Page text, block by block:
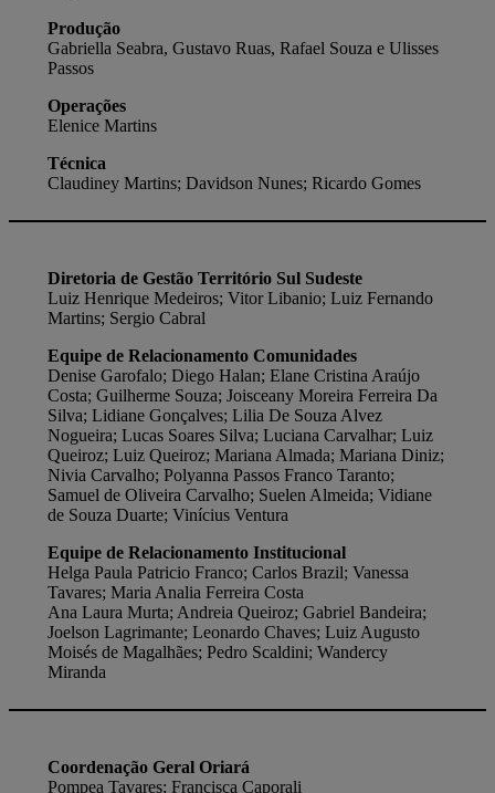
Produção
Gabriella Seabra, Gustavo Ruas, Rafael Souza e Ulisses
Passos
Operações
Elenice Martins
Técnica
Claudiney Martins; Davidson Nunes; Ricardo Gomes
Diretoria de Gestão Território Sul Sudeste
Luiz Henrique Medeiros; Vitor Libanio; Luiz Fernando
Martins; Sergio Cabral
Equipe de Relacionamento Comunidades
Denise Garofalo; Diego Halan; Elane Cristina Araújo
Costa; Guilherme Souza; Joisceany Moreira Ferreira Da
Silva; Lidiane Gonçalves; Lilia De Souza Alvez
Nogueira; Lucas Soares Silva; Luciana Carvalhar; Luiz
Queiroz; Luiz Queiroz; Mariana Almada; Mariana Diniz;
Nivia Carvalho; Polyanna Passos Franco Taranto;
Samuel de Oliveira Carvalho; Suelen Almeida; Vidiane
de Souza Duarte; Vinícius Ventura
Equipe de Relacionamento Institucional
Helga Paula Patricio Franco; Carlos Brazil; Vanessa
Tavares; Maria Analia Ferreira Costa
Ana Laura Murta; Andreia Queiroz; Gabriel Bandeira;
Joelson Lagrimante; Leonardo Chaves; Luiz Augusto
Moisés de Magalhães; Pedro Scaldini; Wandercy
Miranda
Coordenação Geral Oriará
Pompea Tavares; Francisca Caporali